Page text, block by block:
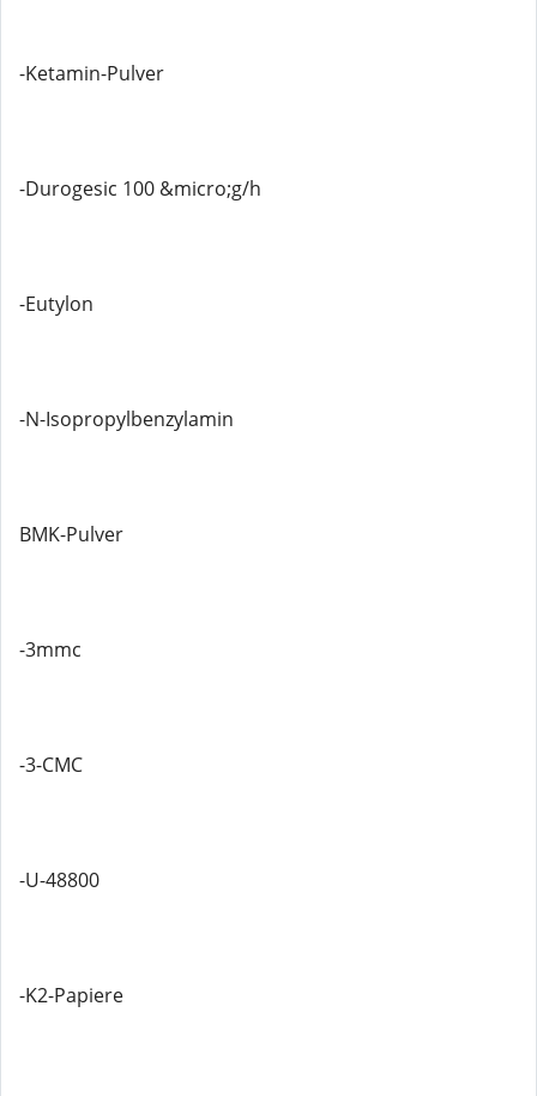
-Ketamin-Pulver
-Durogesic 100 &micro;g/h
-Eutylon
-N-Isopropylbenzylamin
BMK-Pulver
-3mmc
-3-CMC
-U-48800
-K2-Papiere